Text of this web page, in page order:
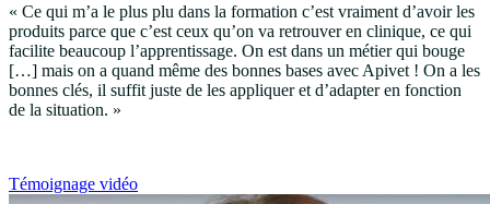
« Ce qui m’a le plus plu dans la formation c’est vraiment d’avoir les
produits parce que c’est ceux qu’on va retrouver en clinique, ce qui
facilite beaucoup l’apprentissage. On est dans un métier qui bouge
[…] mais on a quand même des bonnes bases avec Apivet ! On a les
bonnes clés, il suffit juste de les appliquer et d’adapter en fonction
de la situation. »
Témoignage vidéo